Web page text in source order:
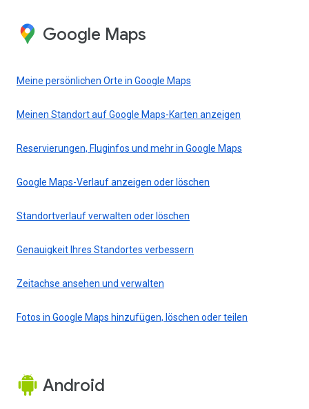
Google Maps
Meine persönlichen Orte in Google Maps
Meinen Standort auf Google Maps-Karten anzeigen
Reservierungen, Fluginfos und mehr in Google Maps
Google Maps-Verlauf anzeigen oder löschen
Standortverlauf verwalten oder löschen
Genauigkeit Ihres Standortes verbessern
Zeitachse ansehen und verwalten
Fotos in Google Maps hinzufügen, löschen oder teilen
Android